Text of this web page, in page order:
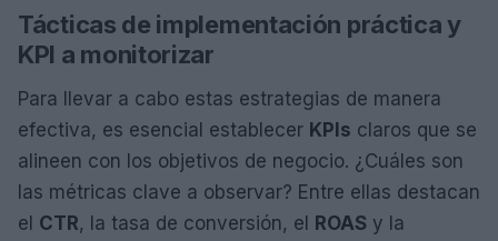
Tácticas de implementación práctica y
KPI a monitorizar
Para llevar a cabo estas estrategias de manera
efectiva, es esencial establecer KPIs claros que se
alineen con los objetivos de negocio. ¿Cuáles son
las métricas clave a observar? Entre ellas destacan
el CTR, la tasa de conversión, el ROAS y la